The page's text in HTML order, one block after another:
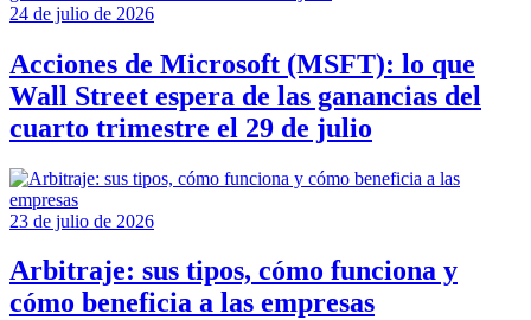
24 de julio de 2026
Acciones de Microsoft (MSFT): lo que
Wall Street espera de las ganancias del
cuarto trimestre el 29 de julio
23 de julio de 2026
Arbitraje: sus tipos, cómo funciona y
cómo beneficia a las empresas